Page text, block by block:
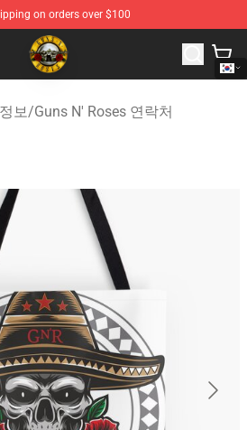
on orders over $100
- Official Guns N' Roses
보/Guns N' Roses 연락처